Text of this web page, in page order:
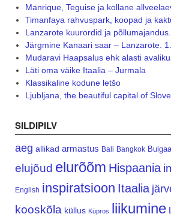
Manrique, Teguise ja kollane
Timanfaya rahvuspark, koopad ja
Lanzarote kuurordid ja
Järgmine Kanaari saar – Lanzarote.
Mudaravi Haapsalus ehk alasti
Läti oma väike Itaalia – Jurmala
Klassikaline kodune letšo
Ljubljana, the beautiful capital of
SILDIPILV
aeg allikad armastus Bali Bangkok
elujõud elurõõm Hispaania
English inspiratsioon Itaalia
kooskõla küllus Küpros liikumine